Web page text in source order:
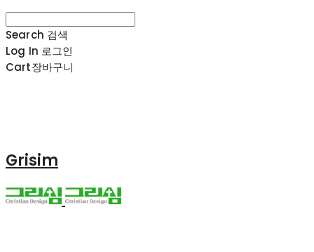
Search 검색
Log In 로그인
Cart장바구니
Grisim